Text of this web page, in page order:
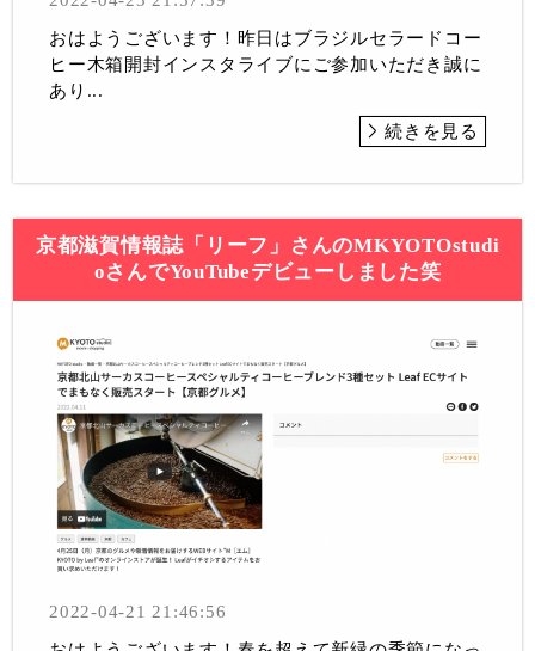
おはようございます！昨日はブラジルセラードコー
ヒー木箱開封インスタライブにご参加いただき誠に
あり...
続きを見る
京都滋賀情報誌「リーフ」さんのMKYOTOstudi
oさんでYouTubeデビューしました笑
2022-04-21 21:46:56